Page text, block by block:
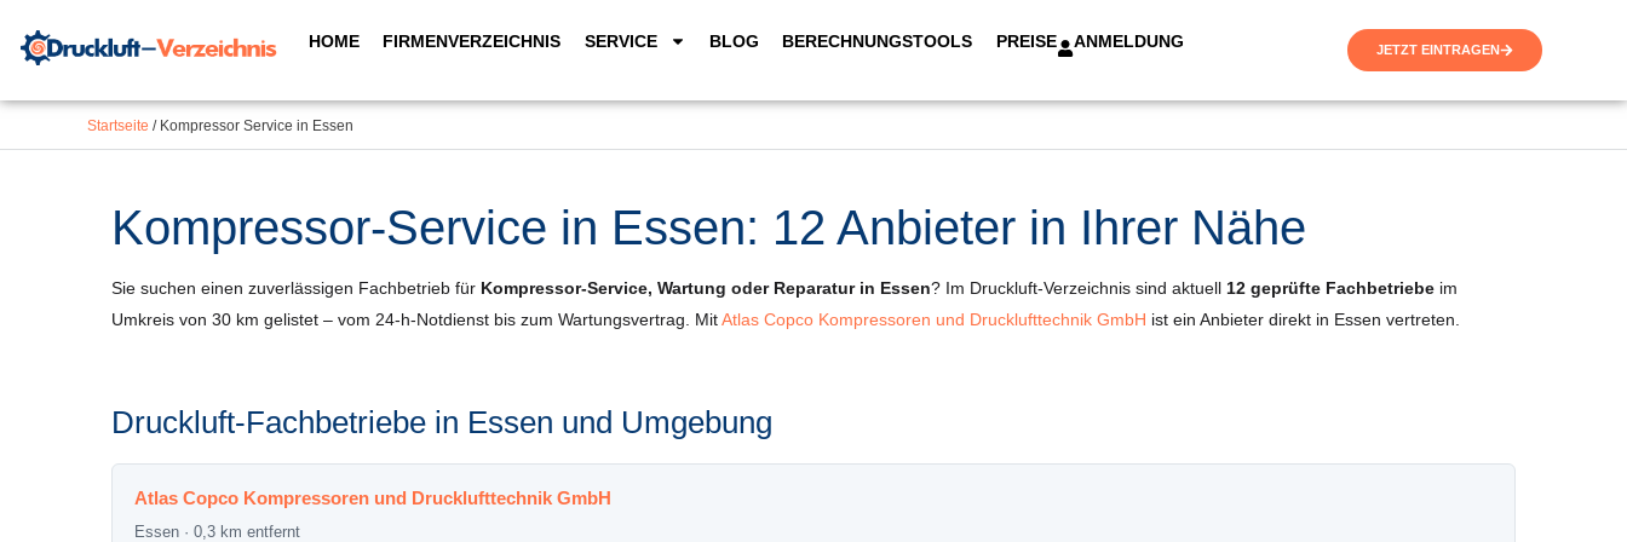
springen
Inhalt
HOME FIRMENVERZEICHNIS SERVICE BLOG BERECHNUNGSTOOLS PREISE ANMELDUNG JETZT EINTRAGEN
Startseite / Kompressor Service in Essen
Kompressor-Service in Essen: 12 Anbieter in Ihrer Nähe
Sie suchen einen zuverlässigen Fachbetrieb für Kompressor-Service, Wartung oder Reparatur in Essen? Im Druckluft-Verzeichnis sind aktuell 12 geprüfte Fachbetriebe im
Umkreis von 30 km gelistet – vom 24-h-Notdienst bis zum Wartungsvertrag. MitAtlas Copco Kompressoren und Drucklufttechnik GmbH ist ein Anbieter direkt in Essen vertreten.
Druckluft-Fachbetriebe in Essen und Umgebung
Atlas Copco Kompressoren und Drucklufttechnik GmbH
Essen · 0,3 km entfernt